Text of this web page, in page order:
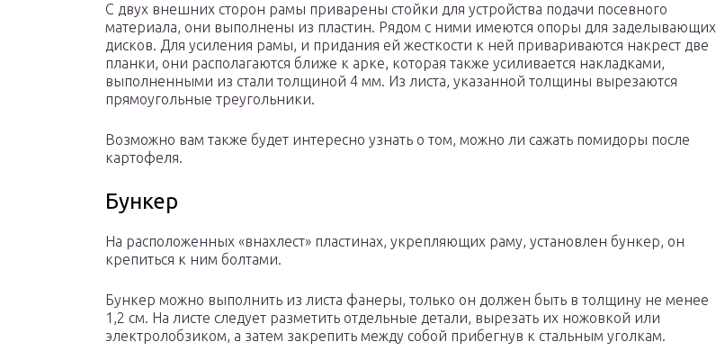
С двух внешних сторон рамы приварены стойки для устройства подачи посевного
материала, они выполнены из пластин. Рядом с ними имеются опоры для заделывающих
дисков. Для усиления рамы, и придания ей жесткости к ней привариваются накрест две
планки, они располагаются ближе к арке, которая также усиливается накладками,
выполненными из стали толщиной 4 мм. Из листа, указанной толщины вырезаются
прямоугольные треугольники.
Возможно вам также будет интересно узнать о том, можно ли сажать помидоры после
картофеля.
Бункер
На расположенных «внахлест» пластинах, укрепляющих раму, установлен бункер, он
крепиться к ним болтами.
Бункер можно выполнить из листа фанеры, только он должен быть в толщину не менее
1,2 см. На листе следует разметить отдельные детали, вырезать их ножовкой или
электролобзиком, а затем закрепить между собой прибегнув к стальным уголкам.